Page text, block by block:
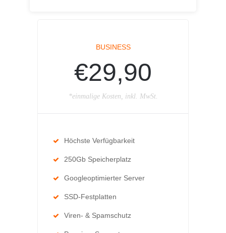
BUSINESS
€29,90
*einmalige Kosten, inkl. MwSt.
Höchste Verfügbarkeit
250Gb Speicherplatz
Googleoptimierter Server
SSD-Festplatten
Viren- & Spamschutz